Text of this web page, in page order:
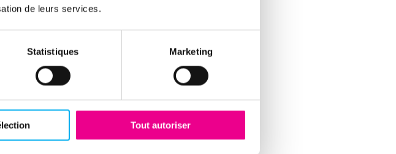
de leurs services.
Statistiques Marketing
Tout autoriser
dans les cas suivants : •Petites et
de crédit et sociétés de financement • Entreprises
exemple • Sociétés cotées sur un marché
titres de participations et de valeurs mobilières